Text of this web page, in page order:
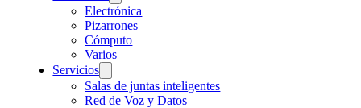
Electrónica
Pizarrones
Cómputo
Varios
Servicios
Salas de juntas inteligentes
Red de Voz y Datos